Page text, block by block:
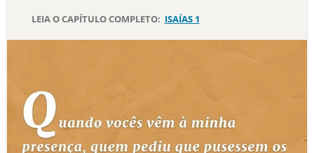
10 MANDAMENTOS
ESTUDOS BÍBLICOS
LEIA O CAPÍTULO COMPLETO: ISAÍAS 1